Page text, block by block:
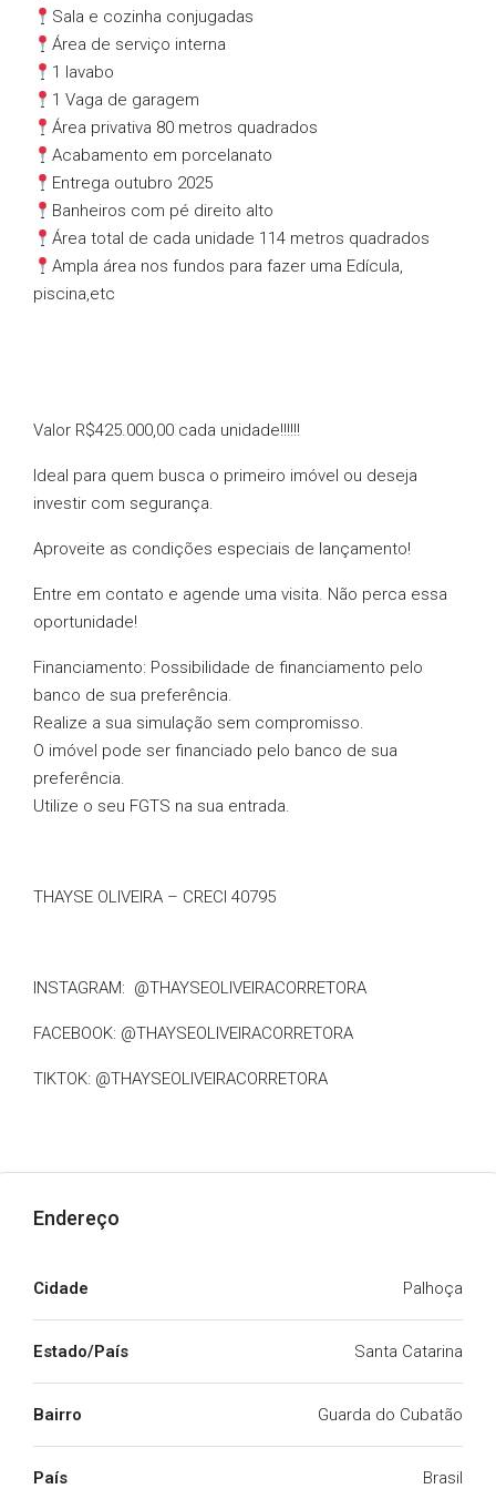
Sala e cozinha conjugadas
Área de serviço interna
1 lavabo
1 Vaga de garagem
Área privativa 80 metros quadrados
Acabamento em porcelanato
Entrega outubro 2025
Banheiros com pé direito alto
Área total de cada unidade 114 metros quadrados
Ampla área nos fundos para fazer uma Edícula,
piscina,etc
Valor R$425.000,00 cada unidade!!!!!!
Ideal para quem busca o primeiro imóvel ou deseja
investir com segurança.
Aproveite as condições especiais de lançamento!
Entre em contato e agende uma visita. Não perca essa
oportunidade!
Financiamento: Possibilidade de financiamento pelo
banco de sua preferência.
Realize a sua simulação sem compromisso.
O imóvel pode ser financiado pelo banco de sua
preferência.
Utilize o seu FGTS na sua entrada.
THAYSE OLIVEIRA – CRECI 40795
INSTAGRAM: @THAYSEOLIVEIRACORRETORA
FACEBOOK: @THAYSEOLIVEIRACORRETORA
TIKTOK: @THAYSEOLIVEIRACORRETORA
Endereço
Cidade Palhoça
Estado/País Santa Catarina
Bairro Guarda do Cubatão
País Brasil